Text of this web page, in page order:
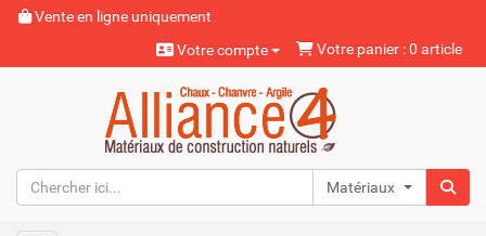
Vente en ligne uniquement
Votre compte
Votre panier : 0 article
Matériaux naturels